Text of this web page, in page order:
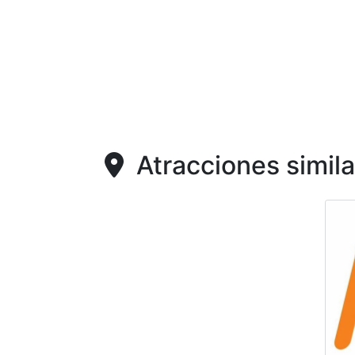
Atracciones